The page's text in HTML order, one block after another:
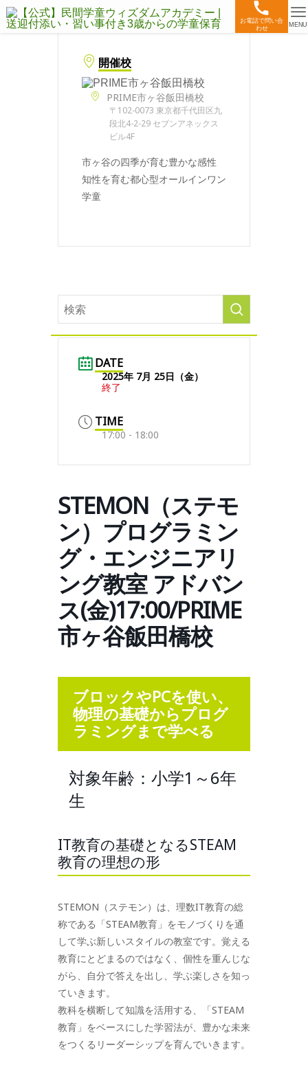
お電話で問い合
わせ
MENU
開催校
PRIME市ヶ谷飯田橋校
〒102-0073 東京都千代田区九
段北4-2-29 セブンアネックス
ビル4F
市ヶ谷の四季が育む豊かな感性
知性を育む都心型オールインワン
学童
DATE
2025年 7月 25日（金）
終了
TIME
17:00 - 18:00
STEMON（ステモ
ン）プログラミン
グ・エンジニアリ
ング教室 アドバン
ス(金)17:00/PRIME
市ヶ谷飯田橋校
ブロックやPCを使い、
物理の基礎からプログ
ラミングまで学べる
対象年齢：小学1～6年
生
IT教育の基礎となるSTEAM
教育の理想の形
STEMON（ステモン）は、理数IT教育の総
称である「STEAM教育」をモノづくりを通
して学ぶ新しいスタイルの教室です。覚える
教育にとどまるのではなく、個性を重んじな
がら、自分で答えを出し、学ぶ楽しさを知っ
ていきます。
教科を横断して知識を活用する、「STEAM
教育」をベースにした学習法が、豊かな未来
をつくるリーダーシップを育んでいきます。